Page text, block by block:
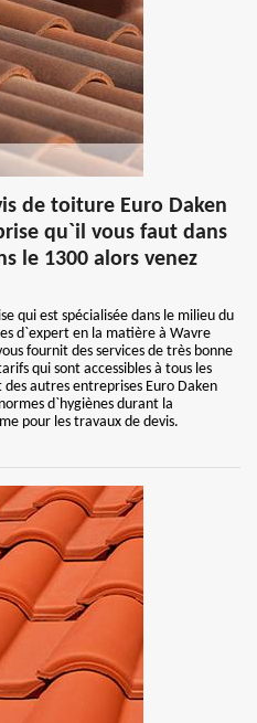
de toiture Euro Daken
qu`il vous faut dans
le 1300 alors venez
qui est spécialisée dans le milieu du
d`expert en la matière à Wavre
fournit des services de très bonne
qui sont accessibles à tous les
autres entreprises Euro Daken
d`hygiènes durant la
pour les travaux de devis.